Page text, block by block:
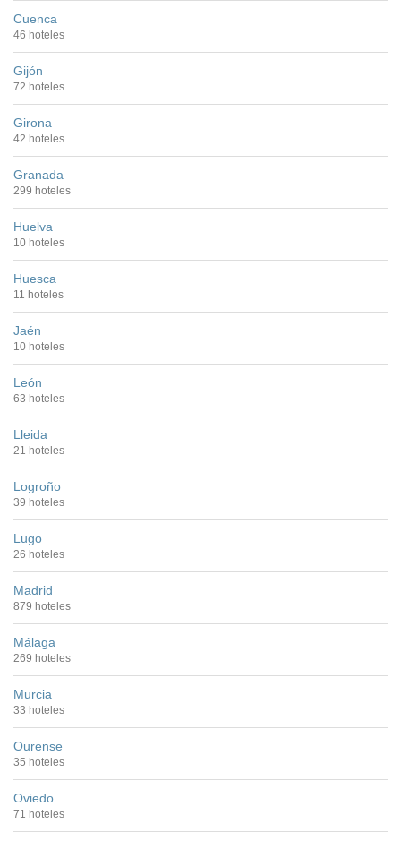
Cuenca
46 hoteles
Gijón
72 hoteles
Girona
42 hoteles
Granada
299 hoteles
Huelva
10 hoteles
Huesca
11 hoteles
Jaén
10 hoteles
León
63 hoteles
Lleida
21 hoteles
Logroño
39 hoteles
Lugo
26 hoteles
Madrid
879 hoteles
Málaga
269 hoteles
Murcia
33 hoteles
Ourense
35 hoteles
Oviedo
71 hoteles